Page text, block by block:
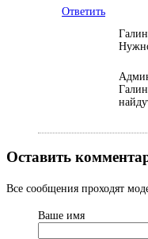
Ответить
Оставить
Все сообщения проходят
Ваше имя